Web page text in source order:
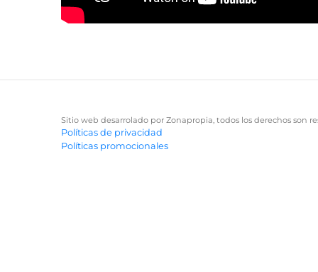
Sitio web desarrolado por Zonapropia, todos los derechos son
Políticas de privacidad
Políticas promocionales